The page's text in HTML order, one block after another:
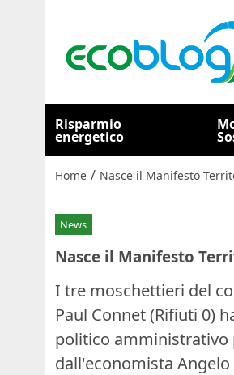
Risparmio
energetico
Home / Nasce il Manifesto
News
Nasce il Manifesto
I tre moschettieri del
Paul Connet (Rifiuti 0)
politico amministrativo
dall'economista Angelo